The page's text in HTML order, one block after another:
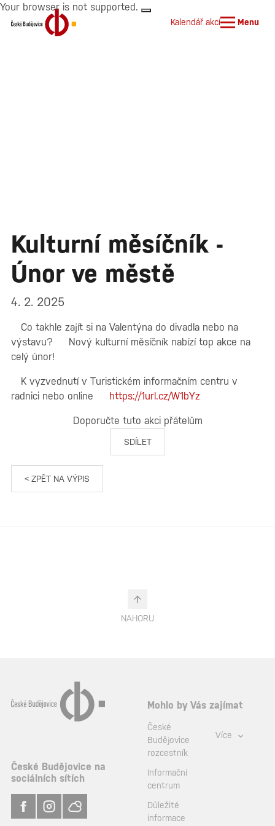
Your browser is not supported.
Kalendář akcí Menu
Kulturní měsíčník -
Únor ve městě
4. 2. 2025
Co takhle zajít si na Valentýna do divadla nebo na
výstavu?
Nový kulturní měsíčník nabízí top akce na
celý únor!
K vyzvednutí v Turistickém informačním centru v
radnici nebo online
https://1url.cz/W1bYz
Doporučte tuto akci přátelům
SDÍLET
< ZPĚT NA VÝPIS
NAHORU
České Budějovice na
sociálních sítích
Mohlo by Vás zajímat
České
Budějovice
rozcestník
Informační
centrum
Důležité
informace
Více